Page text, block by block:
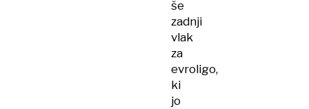
še
zadnji
vlak
za
evroligo,
ki
jo